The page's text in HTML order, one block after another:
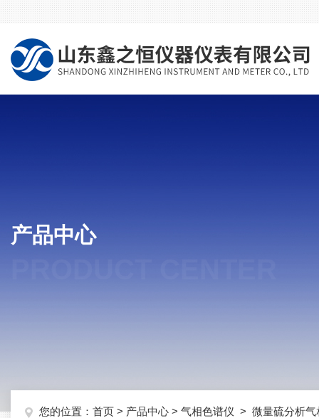
产品中心
您的位置： 首页 > 产品中心 > 气相色谱仪 > 微量硫分析气